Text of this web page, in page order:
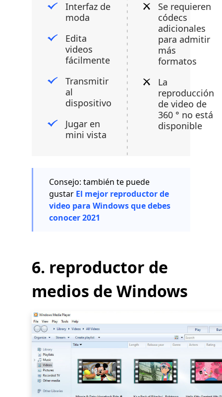
Interfaz de
moda
Edita
videos
fácilmente
Transmitir
al
dispositivo
Jugar en
mini vista
Se requieren
códecs
adicionales
para admitir
más
formatos
La
reproducción
de video de
360 ​​° no está
disponible
Consejo: también te puede
gustar El mejor reproductor de
video para Windows que debes
conocer 2021
6. reproductor de
medios de Windows